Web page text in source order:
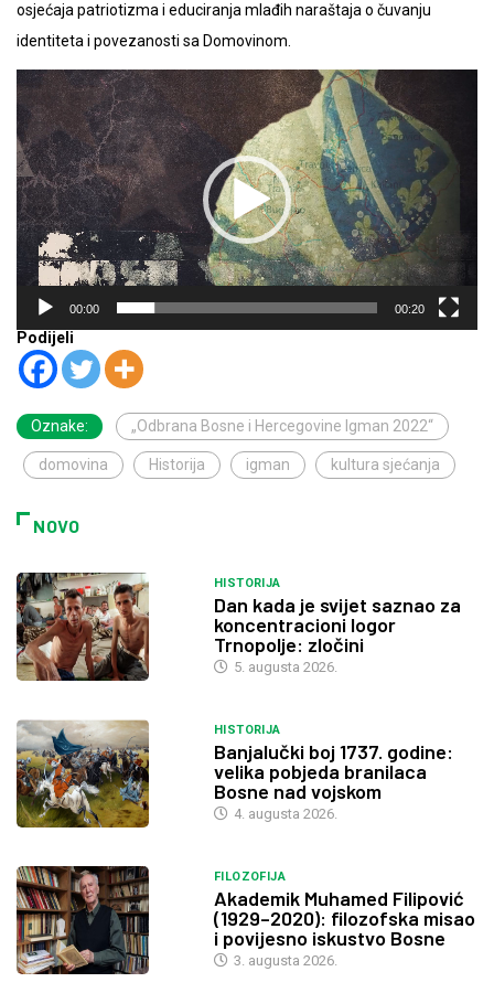
osjećaja patriotizma i educiranja mlađih naraštaja o čuvanju
identiteta i povezanosti sa Domovinom.
Video
Player
00:00 00:20
Podijeli
Oznake: „Odbrana Bosne i Hercegovine Igman 2022“
domovina Historija igman kultura sjećanja
NOVO
HISTORIJA
Dan kada je svijet saznao za
koncentracioni logor
Trnopolje: zločini
5. augusta 2026.
HISTORIJA
Banjalučki boj 1737. godine:
velika pobjeda branilaca
Bosne nad vojskom
4. augusta 2026.
FILOZOFIJA
Akademik Muhamed Filipović
(1929–2020): filozofska misao
i povijesno iskustvo Bosne
3. augusta 2026.